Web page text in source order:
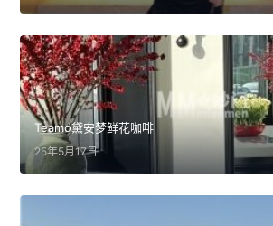
Teamo黛安梦鲜花咖啡
25年5月17日